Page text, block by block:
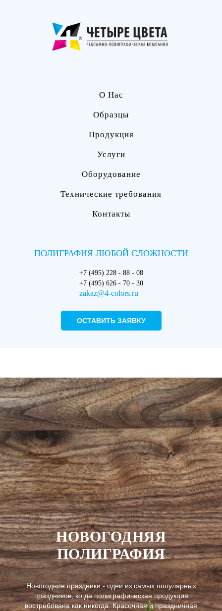
О Нас
Образцы
Продукция
Услуги
Оборудование
Технические требования
Контакты
ПОЛИГРАФИЯ ЛЮБОЙ СЛОЖНОСТИ
+7 (495) 228 - 88 - 08
+7 (495) 626 - 70 - 30
zakaz@4-colors.ru
ОСТАВИТЬ ЗАЯВКУ
НОВОГОДНЯЯ
ПОЛИГРАФИЯ
Новогодние праздники - одни из самых популярных
праздников, когда полиграфическая продукция
востребована как никогда. Красочная и праздничная